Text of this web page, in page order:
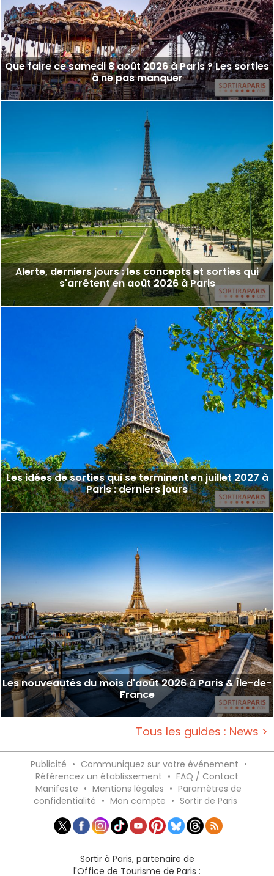
Que faire ce samedi 8 août 2026 à Paris ? Les sorties
à ne pas manquer
Alerte, derniers jours : les concepts et sorties qui
s'arrêtent en août 2026 à Paris
Les idées de sorties qui se terminent en juillet 2027 à
Paris : derniers jours
Les nouveautés du mois d'août 2026 à Paris & Île-de-
France
Tous les guides : News >
Publicité • Communiquez sur votre événement •
Référencez un établissement • FAQ / Contact
Manifeste • Mentions légales • Paramètres de
confidentialité • Mon compte • Sortir de Paris
Sortir à Paris, partenaire de
l'Office de Tourisme de Paris :